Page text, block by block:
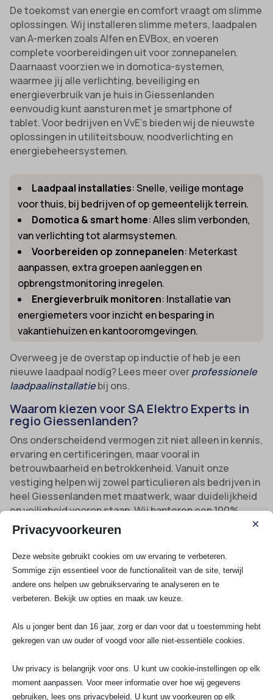
De toekomst van energie en comfort vraagt om slimme
oplossingen. Wij installeren slimme meters, laadpalen
van A-merken zoals Alfen en EVBox, en voeren
complete voorbereidingen uit voor zonnepanelen.
Daarnaast voorzien we in domotica-systemen,
waarmee jij alle verlichting, beveiliging en
energieverbruik van je huis in Giessenlanden
eenvoudig kunt aansturen met je smartphone of
tablet. Voor bedrijven en VvE’s bieden wij de nieuwste
oplossingen in utiliteitsbouw, noodverlichting en
energiebeheersystemen.
Laadpaal installaties: Snelle, veilige montage
voor thuis, bij bedrijven of op gemeentelijk terrein.
Domotica & smart home: Alles slim verbonden,
van verlichting tot alarmsystemen.
Voorbereiden op zonnepanelen: Meterkast
aanpassen, extra groepen aanleggen en
opbrengstmonitoring inregelen.
Energieverbruik monitoren: Installatie van
energiemeters voor inzicht en besparing in
vakantiehuizen en kantooromgevingen.
Overweeg je de overstap op inductie of heb je een
nieuwe laadpaal nodig? Lees meer overprofessionele
laadpaalinstallatiebij ons.
Waarom kiezen voor SA Elektro Experts in
regio Giessenlanden?
Ons onderscheidend vermogen zit niet alleen in kennis,
ervaring en certificeringen, maar vooral in
betrouwbaarheid en betrokkenheid. Vanuit onze
vestiging helpen wij zowel particulieren als bedrijven in
heel Giessenlanden met maatwerk, waar duidelijkheid
en veiligheid voorop staan. Wij hanteren een 100%
tevredenheidsgarantie, bieden 24/7 service bij spoed,
en leveren altijd kwaliteit waar je op kunt vertrouwen.
Gecertificeerd elektriciensteam: Altijd op de
hoogte van de nieuwste elektrische normen en
technieken.
Spoed en planning: Binnen 24 uur ter plekke bij
stroomstoring. Flexibele planning bij grote
Duidelijke prijsopgave vooraf: Geen
verrassingen achteraf, en altijd helder over
Privacyvoorkeuren ×
Deze website gebruikt cookies om uw ervaring te verbeteren.
Sommige zijn essentieel voor de functionaliteit van de site, terwijl
andere ons helpen uw gebruikservaring te analyseren en te
verbeteren. Bekijk uw opties en maak uw keuze.
Als u jonger bent dan 16 jaar, zorg er dan voor dat u toestemming hebt
gekregen van uw ouder of voogd voor alle niet-essentiële cookies.
Uw privacy is belangrijk voor ons. U kunt uw cookie-instellingen op elk
moment aanpassen. Voor meer informatie over hoe wij gegevens
gebruiken, lees ons privacybeleid. U kunt uw voorkeuren op elk